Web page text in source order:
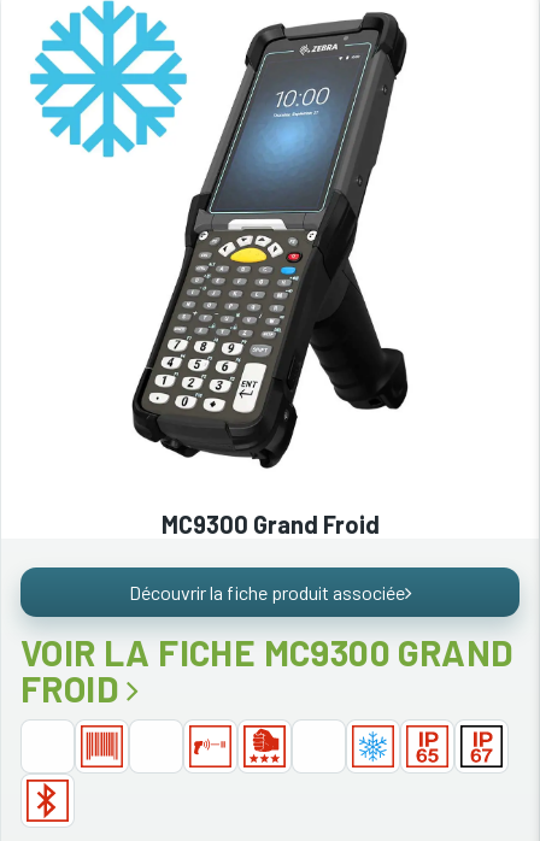
MC9300 Grand Froid
Découvrir la fiche produit associée
VOIR LA FICHE MC9300 GRAND
FROID